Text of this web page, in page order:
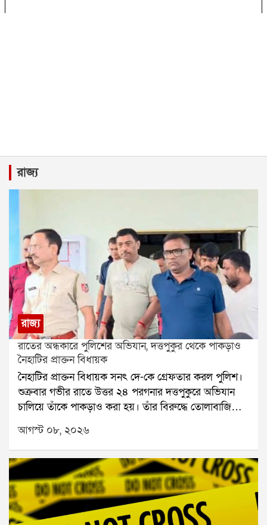
রাজ্য
রাজ্য
রাতের অন্ধকারে পুলিশের অভিযান, দত্তপুকুর থেকে পাকড়াও
নৈহাটির প্রাক্তন বিধায়ক
নৈহাটির প্রাক্তন বিধায়ক সনৎ দে-কে গ্রেফতার করল পুলিশ।
শুক্রবার গভীর রাতে উত্তর ২৪ পরগনার দত্তপুকুরে অভিযান
চালিয়ে তাঁকে পাকড়াও করা হয়। তাঁর বিরুদ্ধে তোলাবাজি
এবং ভোট পরবর্তী হিংসার অভিযোগ রয়েছে বলে পুলিশ সূত্রে
জানা গিয়েছে। শনিবার তাঁকে বারাকপুর আদালতে তোলা
হবে।২০২৪ সালের উপনির্বাচনে নৈহাটি বিধানসভা কেন্দ্র
থেকে জয়ী হয়েছিলেন সনৎ দে। তবে তার আগে থেকেই তাঁর
বিরুদ্ধে একাধিক অভিযোগ উঠেছিল। স্থানীয় সূত্রে তাঁর
বিরুদ্ধে তোলাবাজি এবং জমি দখলের অভিযোগ ছিল বলে
জানা যায়। ২০২১ সালের বিধানসভা নির্বাচনের পর ভোট
আগস্ট ০৮, ২০২৬